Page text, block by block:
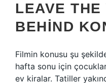
LEAVE THE
BEHIND
Filmin konusu şu
hafta sonu için
ev kiralar. Tatiller